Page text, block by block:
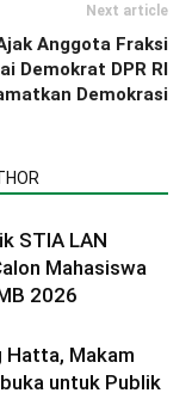
Next article
Anggota Fraksi
Demokrat DPR RI
Demokrasi
STIA LAN
Mahasiswa
2026
Hatta, Makam
untuk Publik